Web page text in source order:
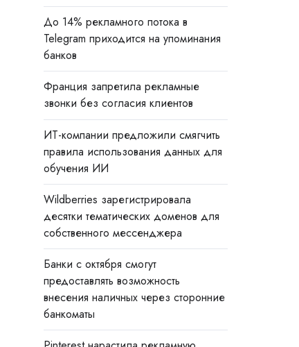
До 14% рекламного потока в
Telegram приходится на упоминания
банков
Франция запретила рекламные
звонки без согласия клиентов
ИТ-компании предложили смягчить
правила использования данных для
обучения ИИ
Wildberries зарегистрировала
десятки тематических доменов для
собственного мессенджера
Банки с октября смогут
предоставлять возможность
внесения наличных через сторонние
банкоматы